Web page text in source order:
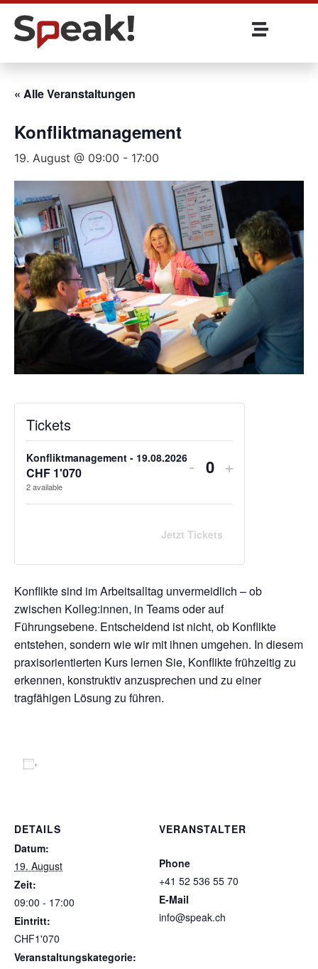
« Alle Veranstaltungen
Konfliktmanagement
19. August @ 09:00 - 17:00
Tickets
Konfliktmanagement - 19.08.2026
CHF 1'070
2available
- Anzahl
+
Jetzt Tickets
Konflikte sind im Arbeitsalltag unvermeidlich – ob
zwischen Kolleg:innen, in Teams oder auf
Führungsebene. Entscheidend ist nicht, ob Konflikte
entstehen, sondern wie wir mit ihnen umgehen. In diesem
praxisorientierten Kurs lernen Sie, Konflikte frühzeitig zu
erkennen, konstruktiv anzusprechen und zu einer
tragfähigen Lösung zu führen.
DETAILS
Datum:
19. August
Zeit:
09:00 - 17:00
Eintritt:
CHF1'070
Veranstaltungskategorie:
VERANSTALTER
Phone
+41 52 536 55 70
E-Mail
info@speak.ch